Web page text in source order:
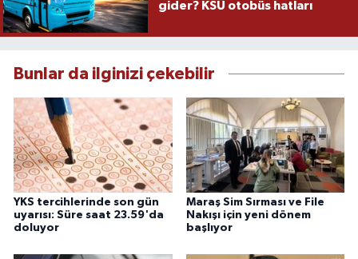
gider? KSÜ otobüs hatları
Bunlar da ilginizi çekebilir
YKS tercihlerinde son gün
uyarısı: Süre saat 23.59'da
doluyor
Maraş Sim Sırması ve File
Nakışı için yeni dönem
başlıyor